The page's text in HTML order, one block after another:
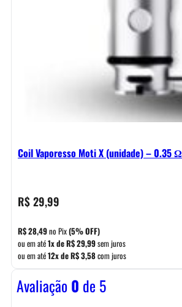
Coil Vaporesso Moti X (unidade) – 0.35 Ω
R$29,99
R$28,49no Pix(5% OFF)
ou em até1x deR$29,99sem juros
ou em até12x deR$3,58com juros
Avaliação0 de 5